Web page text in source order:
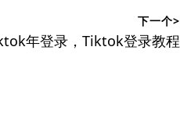
下一个>
年登录，Tiktok登录教程